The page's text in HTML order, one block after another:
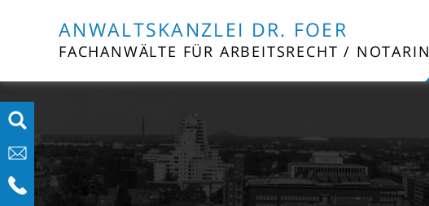
ANWALTSKANZLEI DR. FOER
FACHANWÄLTE FÜR ARBEITSRECHT / NOTARIN